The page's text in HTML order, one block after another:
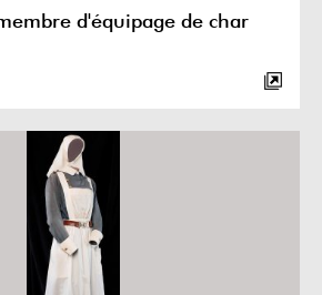
d'équipage de char